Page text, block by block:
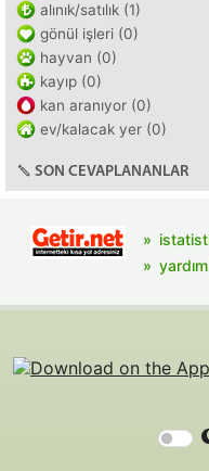
alınık/satılık (1)
gönül işleri (0)
hayvan (0)
kayıp (0)
kan aranıyor (0)
ev/kalacak yer (0)
SON CEVAPLANANLAR